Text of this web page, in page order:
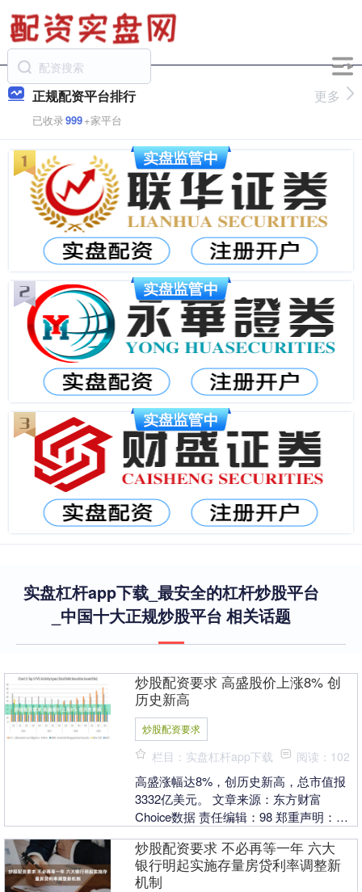
正规配资平台排行
已收录999+家平台
更多
实盘杠杆app下载_最安全的杠杆炒股平台
_中国十大正规炒股平台 相关话题
炒股配资要求 高盛股价上涨8% 创
历史新高
炒股配资要求
栏目：实盘杠杆app下载 阅读：102
高盛涨幅达8%，创历史新高，总市值报
3332亿美元。 文章来源：东方财富
Choice数据 责任编辑：98 郑重声明：东
本站立....
炒股配资要求 不必再等一年 六大
银行明起实施存量房贷利率调整新
机制